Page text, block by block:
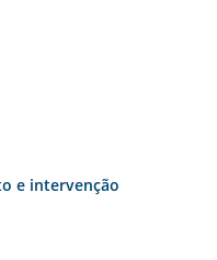
e intervenção